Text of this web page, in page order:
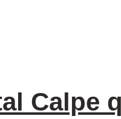
Calpe